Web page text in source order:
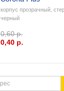
корпус прозрачный,
черный
0,60 р.
0,40 p.